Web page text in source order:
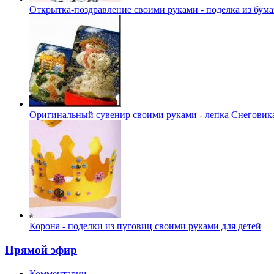
Открытка-поздравление своими руками - поделка из
Оригинальный сувенир своими руками - лепка
Корона - поделки из пуговиц своими руками для детей
Прямой эфир